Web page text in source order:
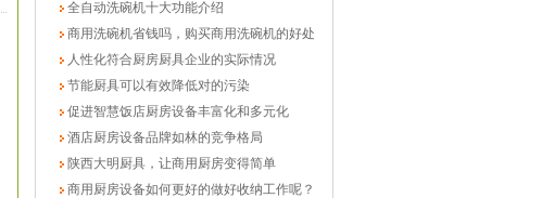
全自动洗碗机十大功能介绍
商用洗碗机省钱吗，购买商用洗碗机的好处
人性化符合厨房厨具企业的实际情况
节能厨具可以有效降低对的污染
促进智慧饭店厨房设备丰富化和多元化
酒店厨房设备品牌如林的竞争格局
陕西大明厨具，让商用厨房变得简单
商用厨房设备如何更好的做好收纳工作呢？